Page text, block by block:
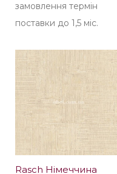
замовлення термін
поставки до 1,5 міс.
Rasch Німеччина